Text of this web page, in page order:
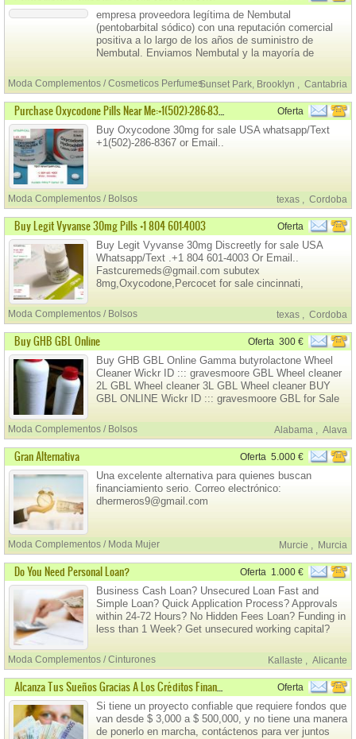
empresa proveedora legítima de Nembutal
(pentobarbital sódico) con una reputación comercial
positiva a lo largo de los años de suministro de
Nembutal. Enviamos Nembutal y la mayoría de
Moda Complementos / Cosmeticos PerfumesSunset Park, Brooklyn , Cantabria
Purchase Oxycodone Pills Near Me:+1(502)-286-8367 Oferta
Buy Oxycodone 30mg for sale USA whatsapp/Text
+1(502)-286-8367 or Email..
Moda Complementos / Bolsos texas , Cordoba
Buy Legit Vyvanse 30mg Pills +1 804 601-4003 Oferta
Buy Legit Vyvanse 30mg Discreetly for sale USA
Whatsapp/Text .+1 804 601-4003 Or Email..
Fastcuremeds@gmail.com subutex
8mg,Oxycodone,Percocet for sale cincinnati,
Moda Complementos / Bolsos texas , Cordoba
Buy GHB GBL Online Oferta 300 €
Buy GHB GBL Online Gamma butyrolactone Wheel
Cleaner Wickr ID ::: gravesmoore GBL Wheel cleaner
2L GBL Wheel cleaner 3L GBL Wheel cleaner BUY
GBL ONLINE Wickr ID ::: gravesmoore GBL for Sale
Moda Complementos / Bolsos Alabama , Alava
Gran Alternativa Oferta 5.000 €
Una excelente alternativa para quienes buscan
financiamiento serio. Correo electrónico:
dhermeros9@gmail.com
Moda Complementos / Moda Mujer Murcie , Murcia
Do You Need Personal Loan? Oferta 1.000 €
Business Cash Loan? Unsecured Loan Fast and
Simple Loan? Quick Application Process? Approvals
within 24-72 Hours? No Hidden Fees Loan? Funding in
less than 1 Week? Get unsecured working capital?
Moda Complementos / Cinturones Kallaste , Alicante
Alcanza Tus Sueños Gracias A Los Créditos Financieros Oferta
Si tiene un proyecto confiable que requiere fondos que
van desde $ 3,000 a $ 500,000, y no tiene una manera
de ponerlo en marcha, contáctenos para ver juntos